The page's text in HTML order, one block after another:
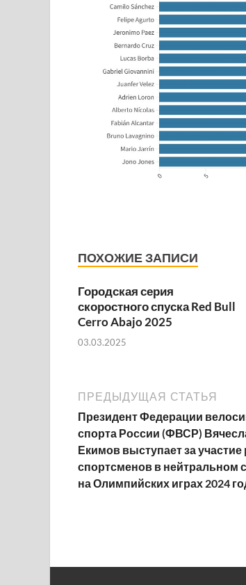
ПОХОЖИЕ ЗАПИСИ
Городская серия
скоростного спуска Red Bull
Cerro Abajo 2025
03.03.2025
ПРЕДЫДУЩАЯ СТАТЬЯ
Президент Федерации
спорта России (ФВСР)
Екимов выступает за участие
спортсменов в нейтральном
на Олимпийских играх 2024